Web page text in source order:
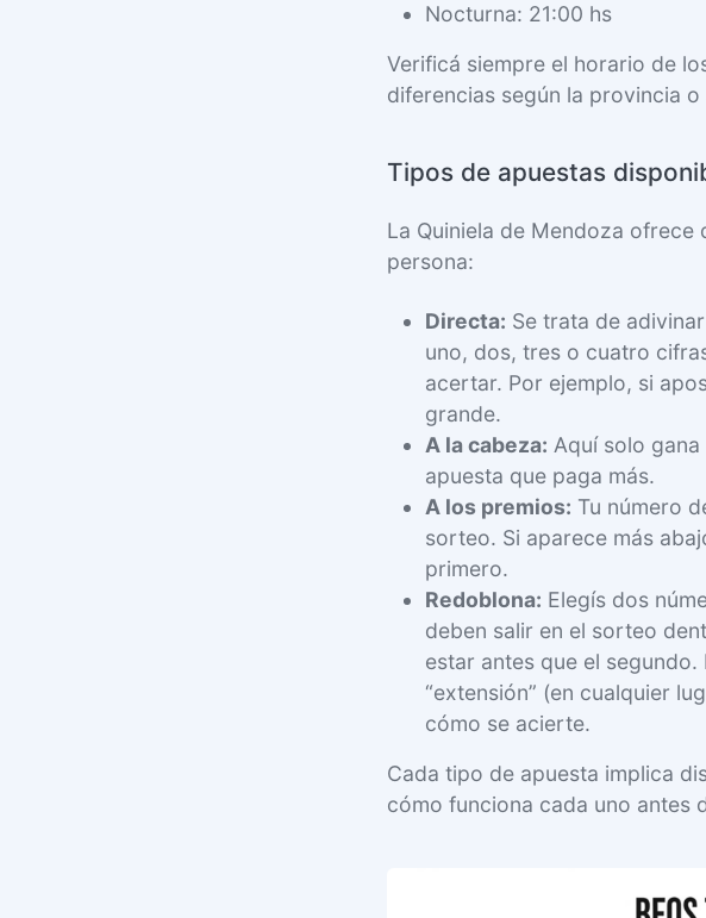
Nocturna: 21:00 hs
Verificá siempre el horario de
diferencias según la provincia
Tipos de apuestas
La Quiniela de Mendoza
persona:
Directa: Se trata de
uno, dos, tres o cuatro
acertar. Por ejemplo, si
grande.
A la cabeza: Aquí solo
apuesta que paga más.
A los premios: Tu número
sorteo. Si aparece más
primero.
Redoblona: Elegís dos
deben salir en el sorteo
estar antes que el
“extensión” (en cualquier
cómo se acierte.
Cada tipo de apuesta implica
cómo funciona cada uno antes